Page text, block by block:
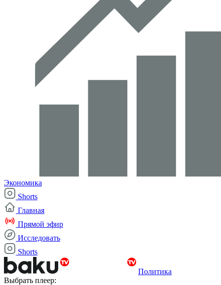
Экономика
Shorts
Главная
Прямой эфир
Исследовать
Shorts
Политика
Выбрать плеер: